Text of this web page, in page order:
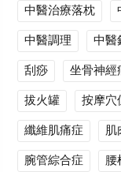
中醫治療落枕
中醫調理
中醫
刮痧
坐骨神經
拔火罐
按摩穴
纖維肌痛症
肌
腕管綜合症
腰